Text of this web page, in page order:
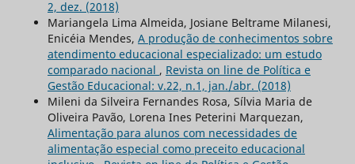
2, dez. (2018)
Mariangela Lima Almeida, Josiane Beltrame Milanesi,
Enicéia Mendes, A produção de conhecimentos sobre
atendimento educacional especializado: um estudo
comparado nacional , Revista on line de Política e
Gestão Educacional: v.22, n.1, jan./abr. (2018)
Mileni da Silveira Fernandes Rosa, Sílvia Maria de
Oliveira Pavão, Lorena Ines Peterini Marquezan,
Alimentação para alunos com necessidades de
alimentação especial como preceito educacional